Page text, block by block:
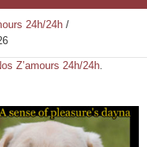
24h/24h /
Z’amours 24h/24h.